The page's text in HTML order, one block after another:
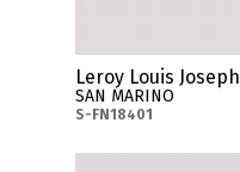
Leroy Louis Joseph
SAN MARINO
S-FN18401